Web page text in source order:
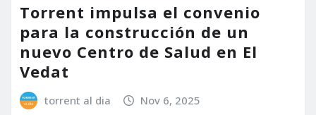
Torrent impulsa el convenio
para la construcción de un
nuevo Centro de Salud en El
Vedat
torrent al dia Nov 6, 2025